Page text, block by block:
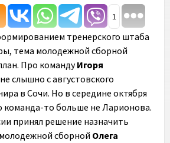
1
тренерского штаба
тема молодежной сборной
Про командуИгоря
слышно с августовского
в Сочи. Но в середине октября
команда-то больше не Ларионова.
принял решение назначить
сборной Олега